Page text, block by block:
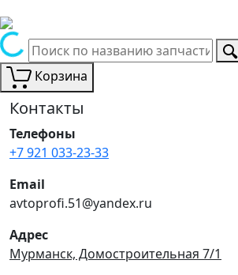
Корзина
Контакты
Телефоны
+7 921 033-23-33
Email
avtoprofi.51@yandex.ru
Адрес
Мурманск, Домостроительная 7/1